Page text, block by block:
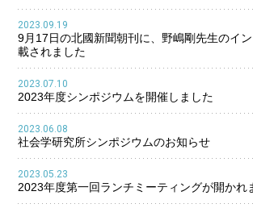
2023.09.19
9月17日の北國新聞朝刊に、野嶋剛先生のイ
載されました
2023.07.10
2023年度シンポジウムを開催しました
2023.06.08
社会学研究所シンポジウムのお知らせ
2023.05.23
2023年度第一回ランチミーティングが開かれ